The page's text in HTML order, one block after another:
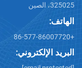
325025، الصين
الهاتف:
+86-577-86007720
البريد الإلكتروني: